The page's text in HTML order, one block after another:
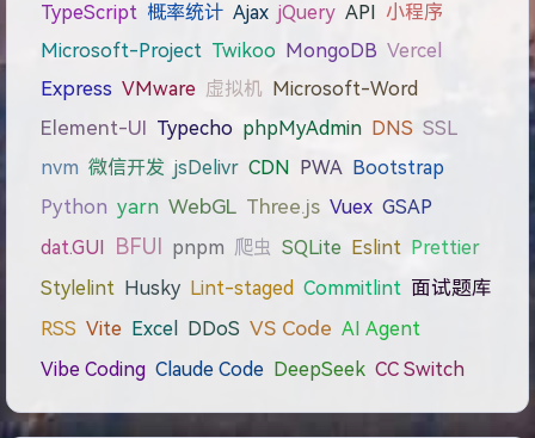
TypeScript 概率统计 Ajax jQuery API 小程序
Microsoft-Project Twikoo MongoDB Vercel
Express VMware 虚拟机 Microsoft-Word
Element-UI Typecho phpMyAdmin DNS SSL
nvm 微信开发 jsDelivr CDN PWA Bootstrap
Python yarn WebGL Three.js Vuex GSAP
dat.GUI
BFUI pnpm 爬虫 SQLite Eslint Prettier
Stylelint Husky Lint-staged Commitlint 面试题库
RSS Vite Excel DDoS VS Code AI Agent
Vibe Coding Claude Code DeepSeek CC Switch